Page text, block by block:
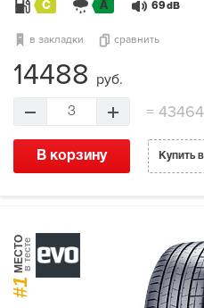
C A 69 dB
в закладки сравнить
14488 руб.
3 =
В корзину Купить
#1
МЕСТОв тесте